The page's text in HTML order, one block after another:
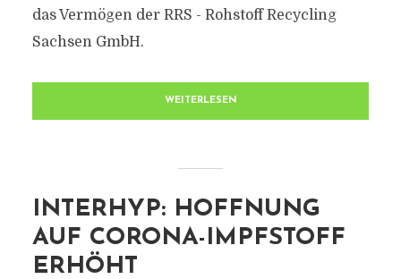
das Vermögen der RRS - Rohstoff Recycling
Sachsen GmbH.
WEITERLESEN
INTERHYP: HOFFNUNG
AUF CORONA-IMPFSTOFF
ERHÖHT